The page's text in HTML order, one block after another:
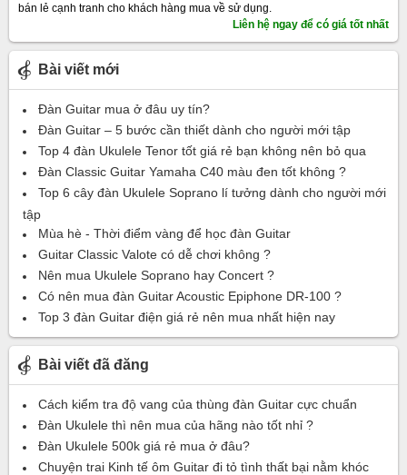
bán lẻ cạnh tranh cho khách hàng mua về sử dụng.
Liên hệ ngay để có giá tốt nhất
Bài viết mới
Đàn Guitar mua ở đâu uy tín?
Đàn Guitar – 5 bước cần thiết dành cho người mới tập
Top 4 đàn Ukulele Tenor tốt giá rẻ bạn không nên bỏ qua
Đàn Classic Guitar Yamaha C40 màu đen tốt không ?
Top 6 cây đàn Ukulele Soprano lí tưởng dành cho người mới
tập
Mùa hè - Thời điểm vàng để học đàn Guitar
Guitar Classic Valote có dễ chơi không ?
Nên mua Ukulele Soprano hay Concert ?
Có nên mua đàn Guitar Acoustic Epiphone DR-100 ?
Top 3 đàn Guitar điện giá rẻ nên mua nhất hiện nay
Bài viết đã đăng
Cách kiểm tra độ vang của thùng đàn Guitar cực chuẩn
Đàn Ukulele thì nên mua của hãng nào tốt nhỉ ?
Đàn Ukulele 500k giá rẻ mua ở đâu?
Chuyện trai Kinh tế ôm Guitar đi tỏ tình thất bại nằm khóc